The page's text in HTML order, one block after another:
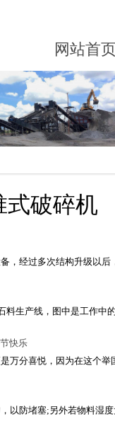
网站首
式破碎机
，经过多次结构升级以
料生产线，图中是工作中
快乐
万分喜悦，因为在这个
以防堵塞;另外若物料湿